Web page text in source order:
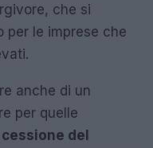
che si
per le imprese che
anche di un
per quelle
cessione del